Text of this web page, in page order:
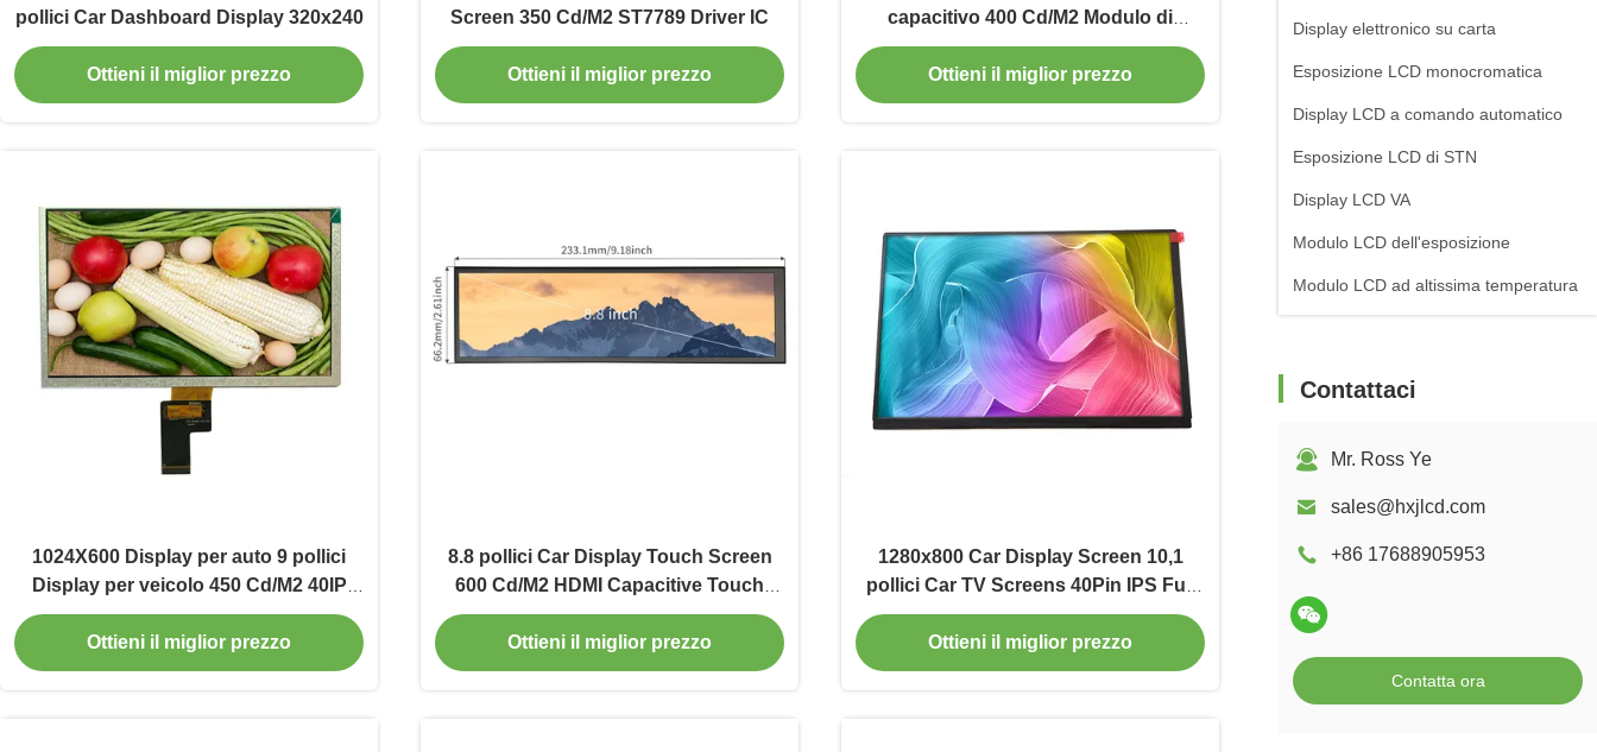
Display elettronico su carta
Esposizione LCD monocromatica
Display LCD a comando automatico
Esposizione LCD di STN
Display LCD VA
Modulo LCD dell'esposizione
Modulo LCD ad altissima temperatura
Contattaci
Mr. Ross Ye
sales@hxjlcd.com
+86 17688905953
Contatta ora
pollici Car Dashboard Display 320x240
Ottieni il miglior prezzo
Screen 350 Cd/M2 ST7789 Driver IC
Ottieni il miglior prezzo
capacitivo 400 Cd/M2 Modulo di
visualizzazione touchscreen 640X480
Ottieni il miglior prezzo
1024X600 Display per auto 9 pollici
Display per veicolo 450 Cd/M2 40IP
Interfaccia LVDS
Ottieni il miglior prezzo
8.8 pollici Car Display Touch Screen
600 Cd/M2 HDMI Capacitive Touch
Screen 480X1920
Ottieni il miglior prezzo
1280x800 Car Display Screen 10,1
pollici Car TV Screens 40Pin IPS Full
Viewing Angle
Ottieni il miglior prezzo